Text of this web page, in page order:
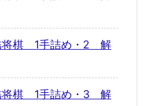
将棋 1手詰め・2 解
将棋 1手詰め・3 解